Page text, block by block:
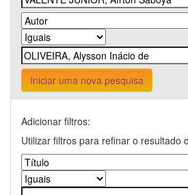
Iniciar uma nova pesquisa
Adicionar filtros:
Utilizar filtros para refinar o resultado